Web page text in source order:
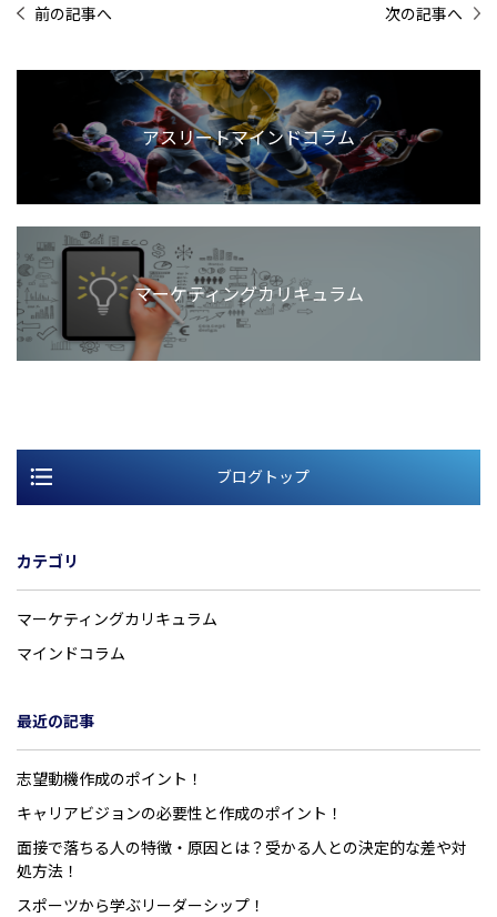
前の記事へ 次の記事へ
アスリートマインドコラム
マーケティングカリキュラム
ブログトップ
カテゴリ
マーケティングカリキュラム
マインドコラム
最近の記事
志望動機作成のポイント！
キャリアビジョンの必要性と作成のポイント！
面接で落ちる人の特徴・原因とは？受かる人との決定的な差や対
処方法！
スポーツから学ぶリーダーシップ！